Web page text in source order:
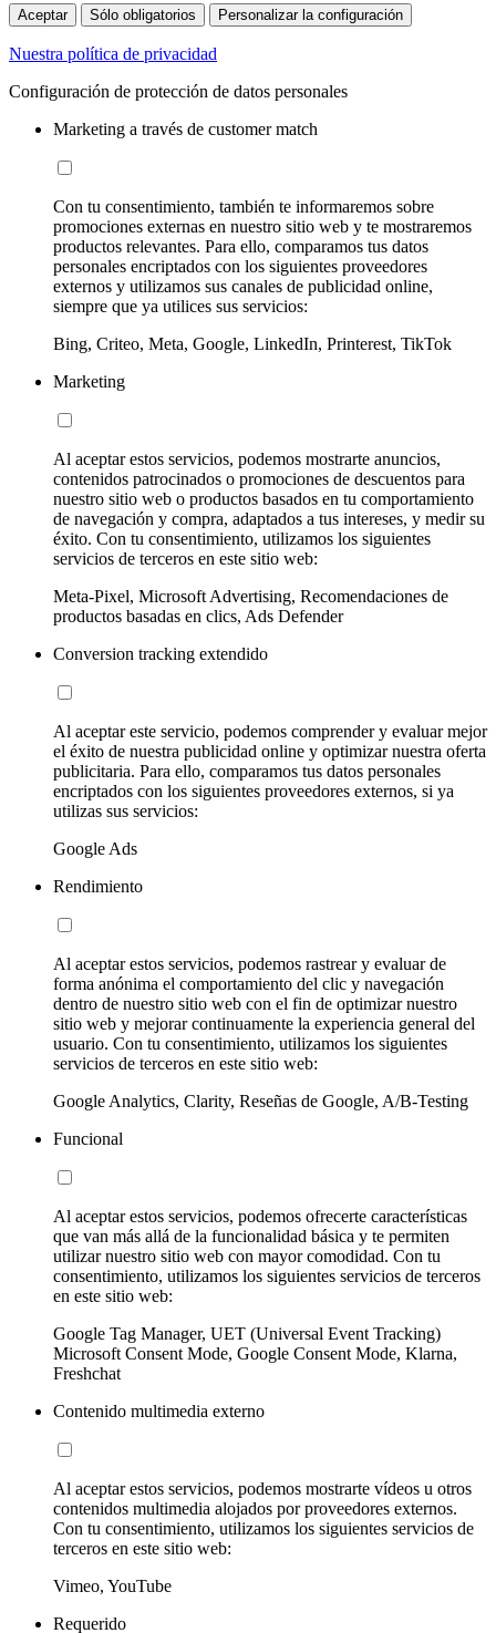
Aceptar Sólo obligatorios Personalizar la configuración
Nuestra política de privacidad
Configuración de protección de datos personales
Marketing a través de customer match
Con tu consentimiento, también te informaremos sobre
promociones externas en nuestro sitio web y te mostraremos
productos relevantes. Para ello, comparamos tus datos
personales encriptados con los siguientes proveedores
externos y utilizamos sus canales de publicidad online,
siempre que ya utilices sus servicios:
Bing, Criteo, Meta, Google, LinkedIn, Printerest, TikTok
Marketing
Al aceptar estos servicios, podemos mostrarte anuncios,
contenidos patrocinados o promociones de descuentos para
nuestro sitio web o productos basados en tu comportamiento
de navegación y compra, adaptados a tus intereses, y medir su
éxito. Con tu consentimiento, utilizamos los siguientes
servicios de terceros en este sitio web:
Meta-Pixel, Microsoft Advertising, Recomendaciones de
productos basadas en clics, Ads Defender
Conversion tracking extendido
Al aceptar este servicio, podemos comprender y evaluar mejor
el éxito de nuestra publicidad online y optimizar nuestra oferta
publicitaria. Para ello, comparamos tus datos personales
encriptados con los siguientes proveedores externos, si ya
utilizas sus servicios:
Google Ads
Rendimiento
Al aceptar estos servicios, podemos rastrear y evaluar de
forma anónima el comportamiento del clic y navegación
dentro de nuestro sitio web con el fin de optimizar nuestro
sitio web y mejorar continuamente la experiencia general del
usuario. Con tu consentimiento, utilizamos los siguientes
servicios de terceros en este sitio web:
Google Analytics, Clarity, Reseñas de Google, A/B-Testing
Funcional
Al aceptar estos servicios, podemos ofrecerte características
que van más allá de la funcionalidad básica y te permiten
utilizar nuestro sitio web con mayor comodidad. Con tu
consentimiento, utilizamos los siguientes servicios de terceros
en este sitio web:
Google Tag Manager, UET (Universal Event Tracking)
Microsoft Consent Mode, Google Consent Mode, Klarna,
Freshchat
Contenido multimedia externo
Al aceptar estos servicios, podemos mostrarte vídeos u otros
contenidos multimedia alojados por proveedores externos.
Con tu consentimiento, utilizamos los siguientes servicios de
terceros en este sitio web:
Vimeo, YouTube
Requerido